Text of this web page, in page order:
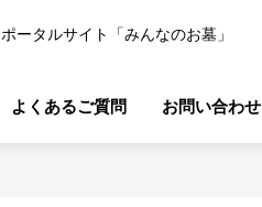
ータルサイト「みんなのお墓」
よくあるご質問 お問い合わせ